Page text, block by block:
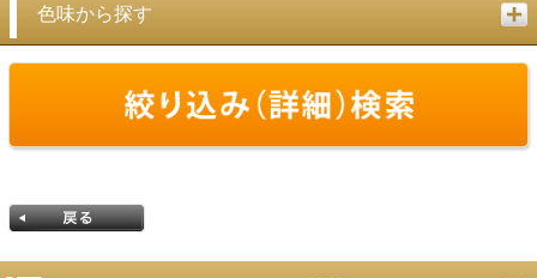
色味から探す